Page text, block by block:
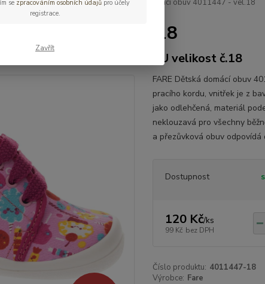
Obuv domácí - vel.18 FARE Domácí obuv 4011447 - vel.18
4011447 - vel.18
EU velikost č.18
FARE Dětská domácí obuv
pracího kordu, vnitřek je z
jako odlehčená, materiál
neklouzavá pro všechny
a přezůvková obuv odpovídá
Dostupnost
120 Kč/ks
99 Kč bez DPH
Číslo produktu: 4011447-18
Výrobce: Fare
se zpracováním osobních údajůpro účely
registrace.
Zavřít